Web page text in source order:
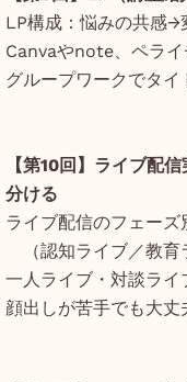
LP構成：悩みの共感
Canvaやnote、ペラ
グループワークでタ
【第10回】ライブ配
分ける
ライブ配信のフェーズ
（認知ライブ／教育
一人ライブ・対談ライ
顔出しが苦手でも大